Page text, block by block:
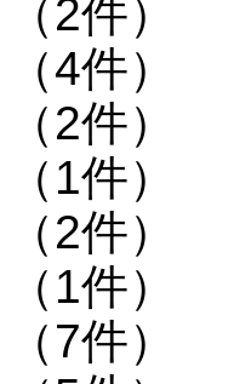
（2件）
（4件）
（2件）
（1件）
（2件）
（1件）
（7件）